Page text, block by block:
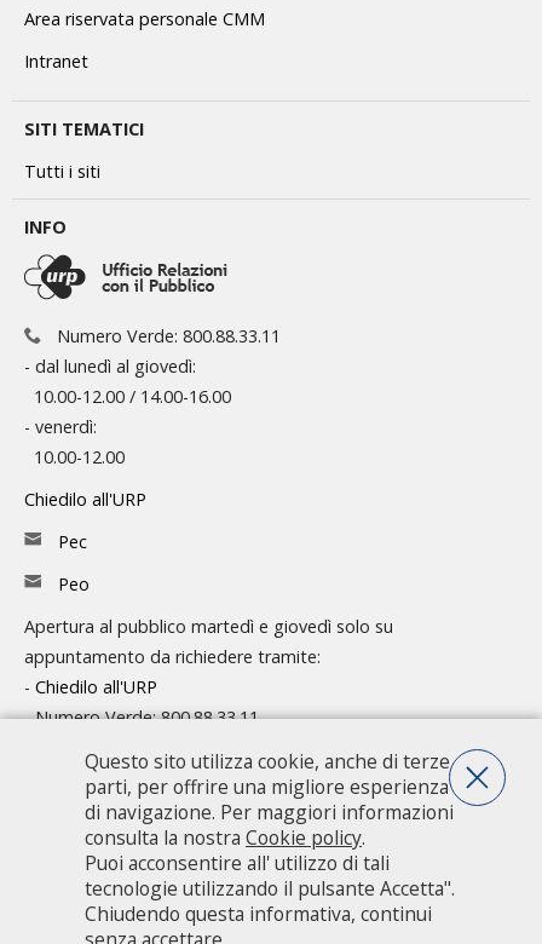
Area riservata personale CMM
Intranet
SITI TEMATICI
Tutti i siti
INFO
Numero Verde: 800.88.33.11
- dal lunedì al giovedì:
10.00-12.00 / 14.00-16.00
- venerdì:
10.00-12.00
Chiedilo all'URP
Pec
Peo
Apertura al pubblico martedì e giovedì solo su
appuntamento da richiedere tramite:
- Chiedilo all'URP
- Numero Verde: 800.88.33.11
Consulta l'organigramma
Accedi agli atti
Guida pratica ai servizi e alla modulistica
Città metropolitana di Milano - Via Vivaio, 1 - 20122 Milano - centralino
Questo sito utilizza cookie, anche di terze
parti, per offrire una migliore esperienza
di navigazione. Per maggiori informazioni
consulta la nostra Cookie policy.
Puoi acconsentire all' utilizzo di tali
tecnologie utilizzando il pulsante Accetta".
Chiudendo questa informativa, continui